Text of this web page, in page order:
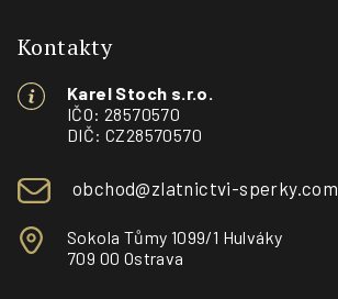
Kontakty
Karel Stoch s.r.o.
IČO: 28570570
DIČ: CZ28570570
obchod@zlatnictvi-sperky.com
Sokola Tůmy 1099/1 Hulváky
709 00 Ostrava